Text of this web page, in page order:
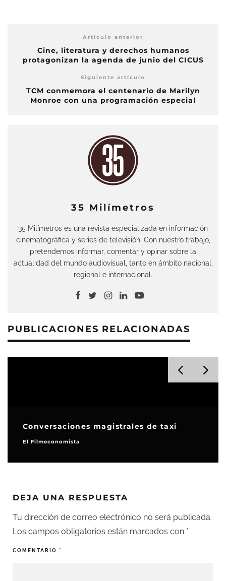
Artículo anterior
Cine, literatura y derechos humanos
protagonizan la agenda de junio del CICUS
Siguiente artículo
TCM conmemora el centenario de Marilyn
Monroe con una programación especial
35 Milímetros
35 Milímetros es una revista especializada en información
cinematográfica y series de televisión. Con nuestro trabajo,
pretendemos informar, comentar y opinar sobre la
actualidad del mundo audiovisual, tanto en ámbito nacional,
regional e internacional.
PUBLICACIONES RELACIONADAS
Conversaciones magistrales de taxi
El Filmeconomista
DEJA UNA RESPUESTA
Tu dirección de correo electrónico no será publicada.
Los campos obligatorios están marcados con *
COMENTARIO *